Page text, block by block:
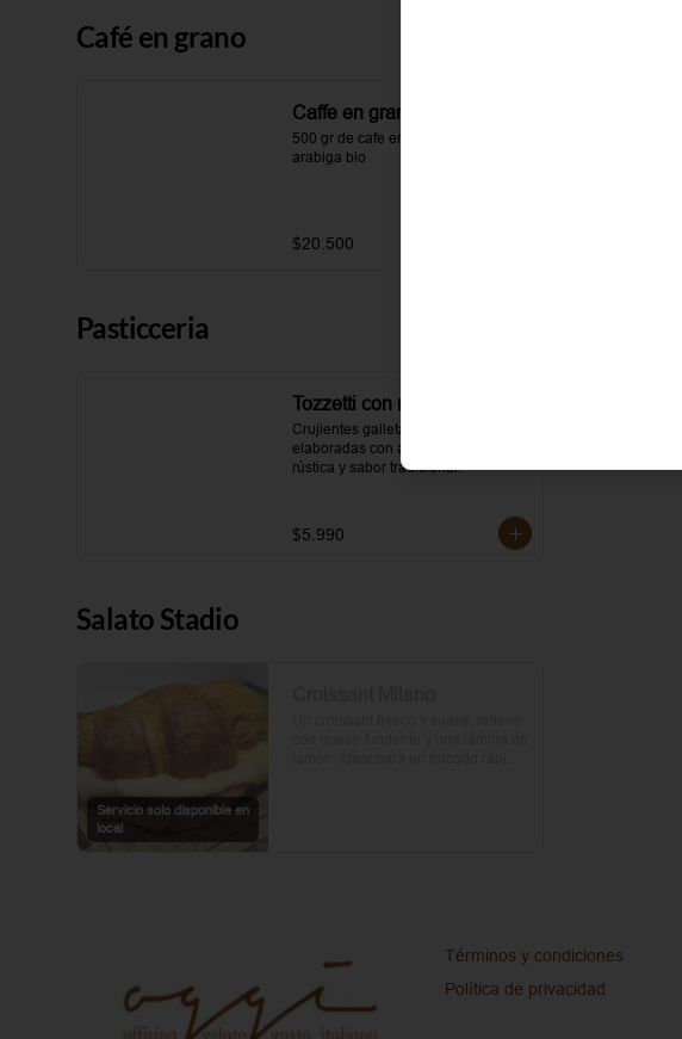
Café en grano
Caffe en grano Bio 500gr
500 gr de cafe en grano 100%
arabiga bio
$20.500
Pasticceria
Tozzetti con mandorle
Crujientes galletas italianas
elaboradas con almendra, textura
rústica y sabor tradicional.
$5.990
Salato Stadio
Servicio solo disponible en
local
Términos y condiciones
Política de privacidad